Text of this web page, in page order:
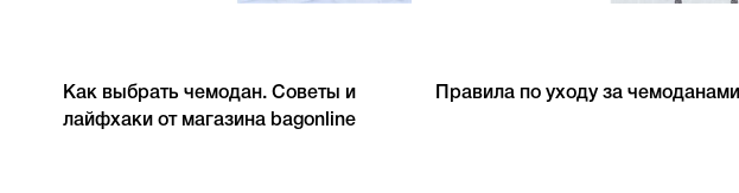
Как выбрать чемодан. Советы и
лайфхаки от магазина bagonline
Правила по уходу за чемоданами